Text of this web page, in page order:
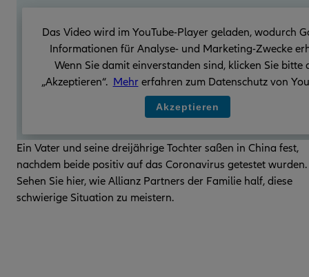
Das Video wird im YouTube-Player geladen, wodurch
Informationen für Analyse- und Marketing-Zwecke
Wenn Sie damit einverstanden sind, klicken Sie bitte
„Akzeptieren“. Mehr erfahren zum Datenschutz von
Akzeptieren
Ein Vater und seine dreijährige Tochter saßen in China fest,
nachdem beide positiv auf das Coronavirus getestet wurden.
Sehen Sie hier, wie Allianz Partners der Familie half, diese
schwierige Situation zu meistern.